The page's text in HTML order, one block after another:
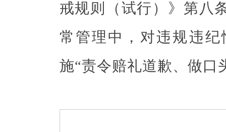
戒规则（试行）》第八
常管理中，对违规违
施“责令赔礼道歉、做口